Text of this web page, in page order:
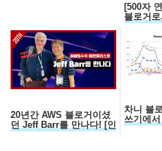
[500자
블로거
20년간 AWS 블로거이셨
던 Jeff Barr를 만나다! [인
터뷰 전문]
차니 블
쓰기에